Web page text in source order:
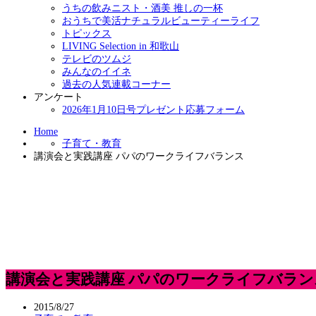
うちの飲みニスト・酒美 推しの一杯
おうちで美活ナチュラルビューティーライフ
トピックス
LIVING Selection in 和歌山
テレビのツムジ
みんなのイイネ
過去の人気連載コーナー
アンケート
2026年1月10日号プレゼント応募フォーム
Home
子育て・教育
講演会と実践講座 パパのワークライフバランス
講演会と実践講座 パパのワークライフバラ
2015/8/27